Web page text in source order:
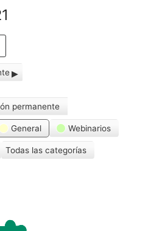
permanente
General Webinarios
Todas las categorías